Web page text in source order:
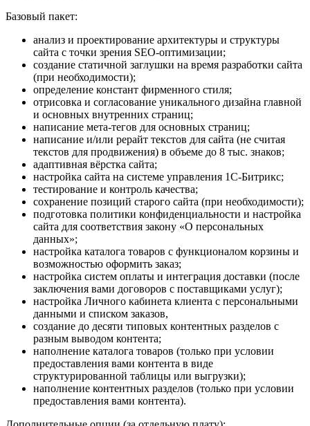
Базовый пакет:
анализ и проектирование архитектуры и структуры
сайта с точки зрения SEO-оптимизации;
создание статичной заглушки на время разработки сайта
(при необходимости);
определение констант фирменного стиля;
отрисовка и согласование уникального дизайна главной
и основных внутренних страниц;
написание мета-тегов для основных страниц;
написание и/или рерайт текстов для сайта (не считая
текстов для продвижения) в объеме до 8 тыс. знаков;
адаптивная вёрстка сайта;
настройка сайта на системе управления 1С-Битрикс;
тестирование и контроль качества;
сохранение позиций старого сайта (при необходимости);
подготовка политики конфиденциальности и настройка
сайта для соответствия закону «О персональных
данных»;
настройка каталога товаров с функционалом корзины и
возможностью оформить заказ;
настройка систем оплаты и интеграция доставки (после
заключения вами договоров с поставщиками услуг);
настройка Личного кабинета клиента с персональными
данными и списком заказов,
создание до десяти типовых контентных разделов с
разным выводом контента;
наполнение каталога товаров (только при условии
предоставления вами контента в виде
структурированной таблицы или выгрузки);
наполнение контентных разделов (только при условии
предоставления вами контента).